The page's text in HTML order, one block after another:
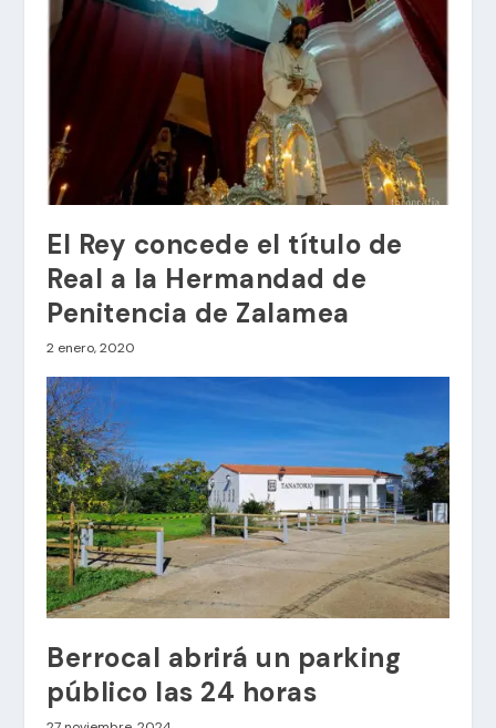
El Rey concede el título de
Real a la Hermandad de
Penitencia de Zalamea
2 enero, 2020
Berrocal abrirá un parking
público las 24 horas